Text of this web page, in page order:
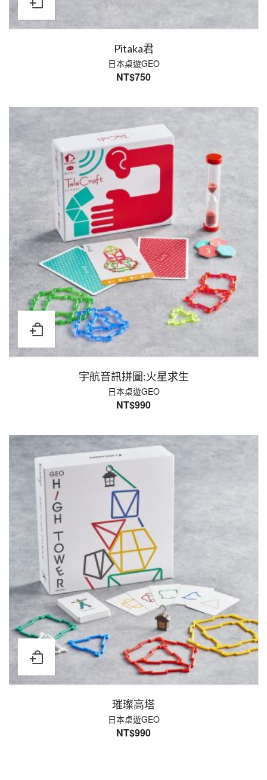
Pitaka君
日本桌遊GEO
NT$750
宇航音訊拼圖:火星求生
日本桌遊GEO
NT$990
璀璨高塔
日本桌遊GEO
NT$990